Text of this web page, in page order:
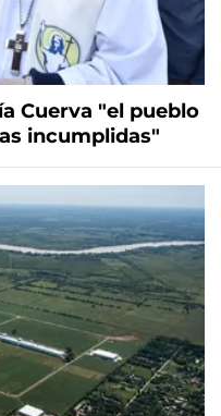
Cuerva "el pueblo
incumplidas"